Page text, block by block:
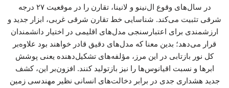
در سال‌های وقوع ال‌نینو و لانینا، تقارن را در موقعیت ۲۷ درجه
شرقی تثبیت می‌کند. شناسایی خط تقارن شرقی غربی، ابزار جدید و
ارزشمندی برای اعتبارسنجی مدل‌های اقلیمی در اختیار دانشمندان
قرار می‌دهد؛ بدین معنا که مدل‌های دقیق قادر خواهند بود علاوه‌بر
کل نور بازتابی در این مرز، مؤلفه‌های تشکیل‌دهنده یعنی پوشش
ابرها و نسبت اقیانوس‌ها را نیز بازتولید کنند. افزون‌بر این، کشف
جدید هشداری جدی در برابر دخالت‌های انسانی نظیر مهندسی زمین